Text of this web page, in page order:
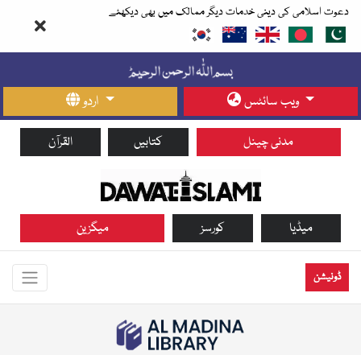
دعوت اسلامی کی دینی خدمات دیگر ممالک میں بھی دیکھئے
اردو ویب سائٹس
القرآن کتابیں مدنی چینل
میگزین کورسز میڈیا
ڈونیشن